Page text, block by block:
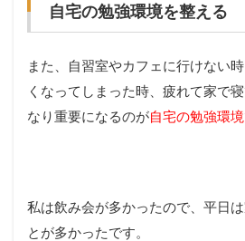
自宅の勉強環境を整える
また、自習室やカフェに行けない
くなってしまった時、疲れて家で
なり重要になるのが自宅の勉強環境
私は飲み会が多かったので、平日
とが多かったです。